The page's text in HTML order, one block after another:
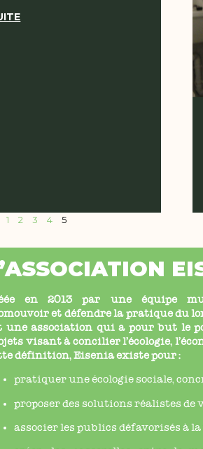
1 2 3 4 5
en 2013 par une équipe
et défendre la pratique du
une association qui a pour but le
visant à concilier l’écologie,
définition, Eisenia existe pour :
pratiquer une écologie sociale,
proposer des solutions réalistes de
associer les publics défavorisés à